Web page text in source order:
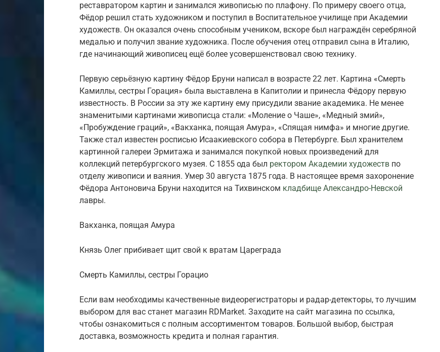
реставратором картин и занимался живописью по плафону. По примеру своего отца,
Фёдор решил стать художником и поступил в Воспитательное училище при Академии
художеств. Он оказался очень способным учеником, вскоре был награждён серебряной
медалью и получил звание художника. После обучения отец отправил сына в Италию,
где начинающий живописец ещё более усовершенствовал свою технику.
Первую серьёзную картину Фёдор Бруни написал в возрасте 22 лет. Картина «Смерть
Камиллы, сестры Горация» была выставлена в Капитолии и принесла Фёдору первую
известность. В России за эту же картину ему присудили звание академика. Не менее
знаменитыми картинами живописца стали: «Моление о Чаше», «Медный змий»,
«Пробуждение граций», «Вакханка, поящая Амура», «Спящая нимфа» и многие другие.
Также стал известен росписью Исаакиевского собора в Петербурге. Был хранителем
картинной галереи Эрмитажа и занимался покупкой новых произведений для
коллекций петербургского музея. С 1855 ода был ректором Академии художеств по
отделу живописи и ваяния. Умер 30 августа 1875 года. В настоящее время захоронение
Фёдора Антоновича Бруни находится на Тихвинском кладбище Александро-Невской
лавры.
Вакханка, поящая Амура
Князь Олег прибивает щит свой к вратам Цареграда
Смерть Камиллы, сестры Горацио
Если вам необходимы качественные видеорегистраторы и радар-детекторы, то лучшим
выбором для вас станет магазин RDMarket. Заходите на сайт магазина по ссылка,
чтобы ознакомиться с полным ассортиментом товаров. Большой выбор, быстрая
доставка, возможность кредита и полная гарантия.